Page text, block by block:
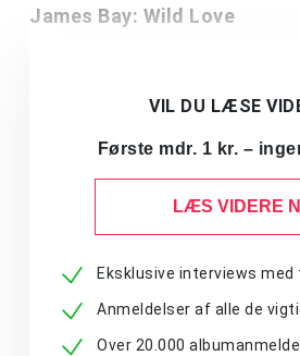
James Bay: Wild Love
VIL DU LÆSE
Første mdr. 1 kr. –
LÆS VIDERE
Eksklusive interviews med
Anmeldelser af alle de
Over 20.000